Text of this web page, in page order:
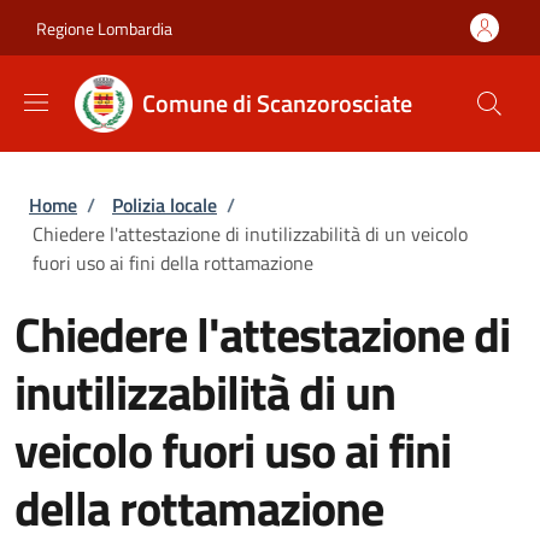
Regione Lombardia
Comune di Scanzorosciate
Briciole di pane
Home / Polizia locale /
Chiedere l'attestazione di inutilizzabilità di un veicolo
fuori uso ai fini della rottamazione
Chiedere l'attestazione di
inutilizzabilità di un
veicolo fuori uso ai fini
della rottamazione